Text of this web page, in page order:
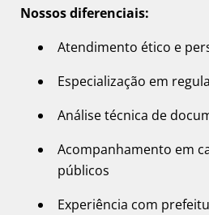
Nossos diferenciais:
Atendimento ético e
Especialização em
Análise técnica de
Acompanhamento em
públicos
Experiência com